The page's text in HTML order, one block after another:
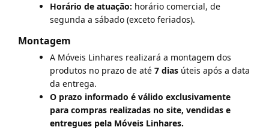
Horário de atuação: horário comercial, de
segunda a sábado (exceto feriados).
Montagem
A Móveis Linhares realizará a montagem dos
produtos no prazo de até 7 diasúteis após a data
da entrega.
O prazo informado é válido exclusivamente
para compras realizadas no site, vendidas e
entregues pela Móveis Linhares.